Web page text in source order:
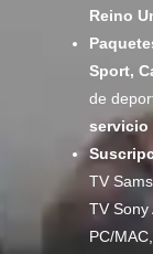
Reino
Sport,
de
servicio
TV
TV
PC/